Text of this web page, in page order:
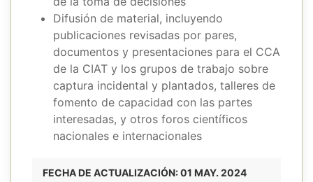
Difusión de material, incluyendo
publicaciones revisadas por pares,
documentos y presentaciones para el CCA
de la CIAT y los grupos de trabajo sobre
captura incidental y plantados, talleres de
fomento de capacidad con las partes
interesadas, y otros foros científicos
nacionales e internacionales
FECHA DE ACTUALIZACIÓN: 01 MAY. 2024